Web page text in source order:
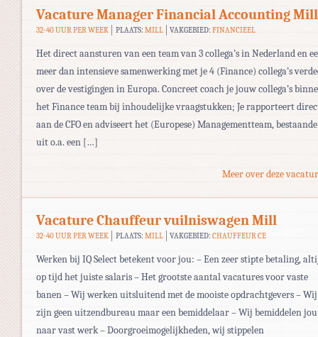
Vacature Manager Financial Accounting Mill
32-40 UUR PER WEEK PLAATS: MILL VAKGEBIED:FINANCIEEL
Het direct aansturen van een team van 3 collega’s in Nederland en
meer dan intensieve samenwerking met je 4 (Finance) collega’s
over de vestigingen in Europa. Concreet coach je jouw collega’s
het Finance team bij inhoudelijke vraagstukken; Je rapporteert
aan de CFO en adviseert het (Europese) Managementteam, bestaande
uit o.a. een […]
Meer over deze
Vacature Chauffeur vuilniswagen Mill
32-40 UUR PER WEEK PLAATS: MILL VAKGEBIED:CHAUFFEUR CE
Werken bij IQ Select betekent voor jou: – Een zeer stipte betaling,
op tijd het juiste salaris – Het grootste aantal vacatures voor vaste
banen – Wij werken uitsluitend met de mooiste opdrachtgevers – Wij
zijn geen uitzendbureau maar een bemiddelaar – Wij bemiddelen jou
naar vast werk – Doorgroeimogelijkheden, wij stippelen